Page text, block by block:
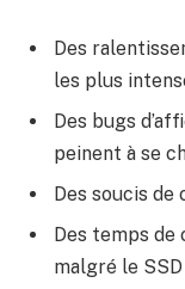
Des
les plus
Des bugs
peinent à se
Des soucis
Des temps
malgré le SSD